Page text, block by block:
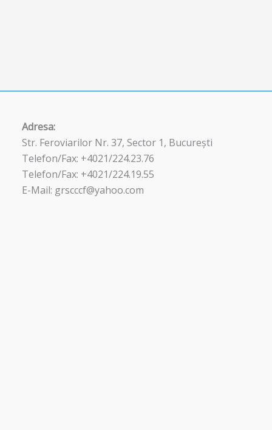
Adresa:
Str. Feroviarilor Nr. 37, Sector 1, București
Telefon/Fax: +4021/224.23.76
Telefon/Fax: +4021/224.19.55
E-Mail: grscccf@yahoo.com